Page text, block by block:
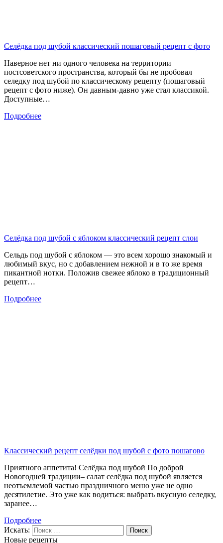
Селёдка под шубой классический пошаговый рецепт с фото
Наверное нет ни одного человека на территории
постсоветского пространства, который бы не пробовал
селедку под шубой по классическому рецепту (пошаговый
рецепт с фото ниже). Он давным-давно уже стал классикой.
Доступные…
Подробнее
Селёдка под шубой с яблоком классический рецепт слои
Сельдь под шубой с яблоком — это всем хорошо знакомый и
любимый вкус, но с добавлением нежной и в то же время
пикантной нотки. Положив свежее яблоко в традиционный
рецепт…
Подробнее
Классический рецепт селёдки под шубой с фото пошагово
Приятного аппетита! Селёдка под шубой По доброй
Новогодней традиции– салат селёдка под шубой является
неотъемлемой частью праздничного меню уже не одно
десятилетие. Это уже как водиться: выбрать вкусную селедку,
заранее…
Подробнее
Искать:
Поиск
Новые рецепты